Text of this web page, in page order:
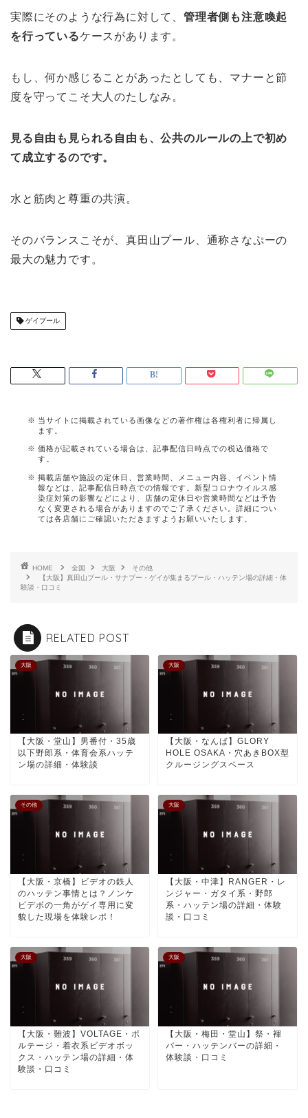
実際にそのような行為に対して、 管理者側も注意喚起
を行っているケースがあります。
もし、何か感じることがあったとしても、マナーと節
度を守ってこそ大人のたしなみ。
見る自由も見られる自由も、公共のルールの上で初め
て成立するのです。
水と筋肉と尊重の共演。
そのバランスこそが、真田山プール、通称さなぷーの
最大の魅力です。
ゲイプール
当サイトに掲載されている画像などの著作権は各権利者に帰属し
ます。
価格が記載されている場合は、記事配信日時点での税込価格で
す。
掲載店舗や施設の定休日、営業時間、メニュー内容、イベント情
報などは、記事配信日時点での情報です。新型コロナウイルス感
染症対策の影響などにより、店舗の定休日や営業時間などは予告
なく変更される場合がありますのでご了承ください。詳細につい
ては各店舗にご確認いただきますようお願いいたします。
HOME 全国 大阪
その他
【大阪】真田山プール・サナプー・ゲイが集まるプール・ハッテン場の詳細・体
験談・口コミ
RELATED POST
大阪
【大阪・堂山】男番付・35歳
以下野郎系・体育会系ハッテ
ン場の詳細・体験談
大阪
【大阪・なんば】GLORY
HOLE OSAKA・穴あきBOX型
クルージングスペース
その他
【大阪・京橋】ビデオの鉄人
のハッテン事情とは？ノンケ
ビデボの一角がゲイ専用に変
貌した現場を体験レポ！
大阪
【大阪・中津】RANGER・レ
ンジャー・ガタイ系・野郎
系・ハッテン場の詳細・体験
談・口コミ
大阪
【大阪・難波】VOLTAGE・ボ
ルテージ・着衣系ビデオボッ
クス・ハッテン場の詳細・体
験談・口コミ
大阪
【大阪・梅田・堂山】祭・褌
バー・ハッテンバーの詳細・
体験談・口コミ